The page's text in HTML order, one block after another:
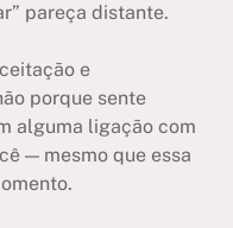
pareça distante.
e
porque sente
alguma ligação com
— mesmo que essa